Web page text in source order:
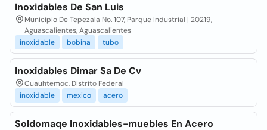
Inoxidables De San Luis
Municipio De Tepezala No. 107, Parque Industrial | 20219,
Aguascalientes, Aguascalientes
inoxidable
bobina tubo
Inoxidables Dimar Sa De Cv
Cuauhtemoc, Distrito Federal
inoxidable
mexico acero
Soldomaqe Inoxidables-muebles En Acero